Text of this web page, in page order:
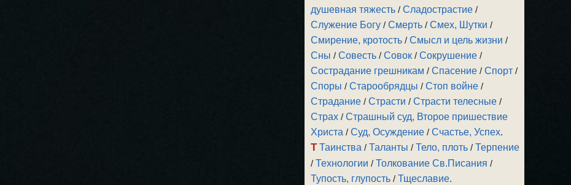
душевная тяжесть /Сладострастие /
Служение Богу /Смерть /Смех, Шутки /
Смирение, кротость /Смысл и цель жизни /
Сны /Совесть /Совок /Сокрушение /
Сострадание грешникам /Спасение /Спорт /
Споры /Старообрядцы /Стоп войне /
Страдание /Страсти /Страсти телесные /
Страх /Страшный суд, Второе пришествие
Христа /Суд, Осуждение /Счастье, Успех.
Т Таинства /Таланты /Тело, плоть /Терпение
/Технологии /Толкование Св.Писания /
Тупость, глупость /Тщеславие.